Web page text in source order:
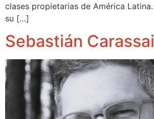
clases propietarias de América
su […]
Sebastián Carassai